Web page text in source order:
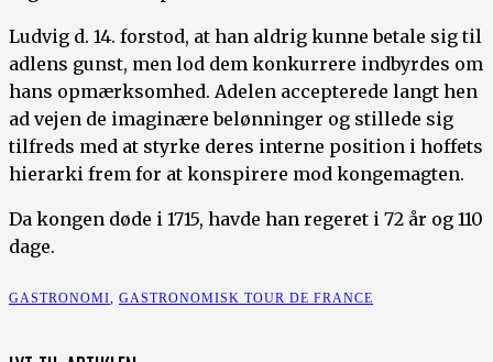
Ludvig d. 14. forstod, at han aldrig kunne betale sig til
adlens gunst, men lod dem konkurrere indbyrdes om
hans opmærksomhed. Adelen accepterede langt hen
ad vejen de imaginære belønninger og stillede sig
tilfreds med at styrke deres interne position i hoffets
hierarki frem for at konspirere mod kongemagten.
Da kongen døde i 1715, havde han regeret i 72 år og 110
dage.
GASTRONOMI, GASTRONOMISK TOUR DE FRANCE